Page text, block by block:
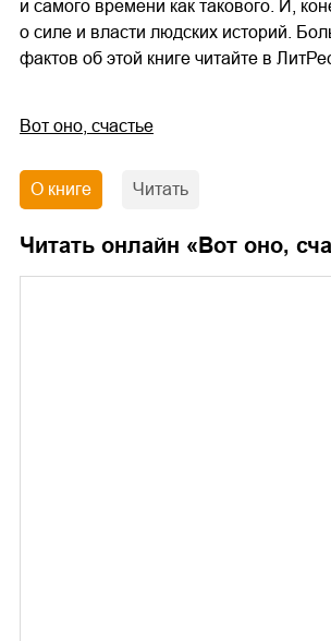
и самого времени как такового. И,
о силе и власти людских историй.
фактов об этой книге читайте в
Вот оно, счастье
О книге Читать
Читать онлайн « Вот оно,